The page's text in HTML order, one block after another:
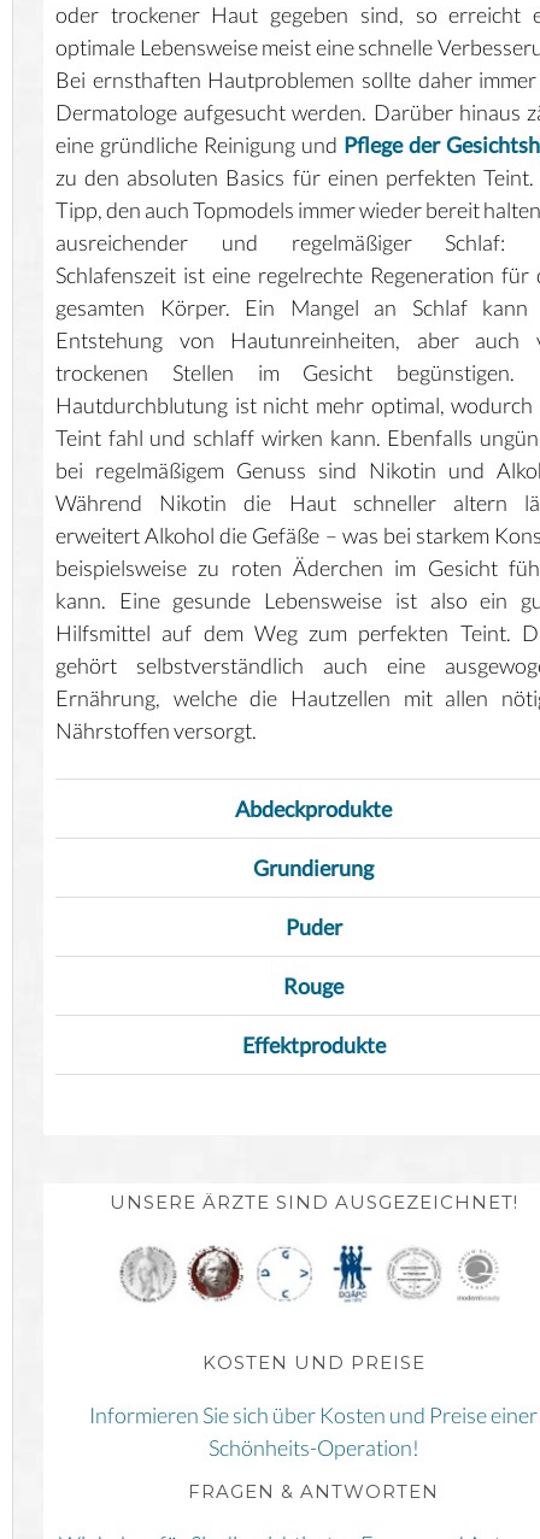
oder trockener Haut gegeben sind, so erreicht
optimale Lebensweise meist eine schnelle
Bei ernsthaften Hautproblemen sollte daher
Dermatologe aufgesucht werden. Darüber hinaus
eine gründliche Reinigung und Pflege der
zu den absoluten Basics für einen perfekten Teint.
Tipp, den auch Topmodels immer wieder bereit
ausreichender und regelmäßiger Schlaf:
Schlafenszeit ist eine regelrechte Regeneration für
gesamten Körper. Ein Mangel an Schlaf kann
Entstehung von Hautunreinheiten, aber auch
trockenen Stellen im Gesicht begünstigen.
Hautdurchblutung ist nicht mehr optimal, wodurch
Teint fahl und schlaff wirken kann. Ebenfalls
bei regelmäßigem Genuss sind Nikotin und
Während Nikotin die Haut schneller altern
erweitert Alkohol die Gefäße – was bei starkem
beispielsweise zu roten Äderchen im Gesicht
kann. Eine gesunde Lebensweise ist also ein
Hilfsmittel auf dem Weg zum perfekten Teint.
gehört selbstverständlich auch eine
Ernährung, welche die Hautzellen mit allen
Nährstoffen versorgt.
Abdeckprodukte
Grundierung
Puder
Rouge
Effektprodukte
UNSERE ÄRZTE SIND AUSGEZEICHNET!
KOSTEN UND PREISE
Informieren Sie sich über Kosten und Preise einer
Schönheits-Operation!
FRAGEN & ANTWORTEN